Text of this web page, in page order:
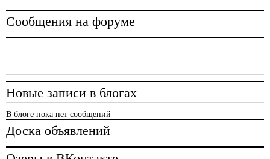
Сообщения на форуме
Новые записи в блогах
В блоге пока нет сообщений
Доска объявлений